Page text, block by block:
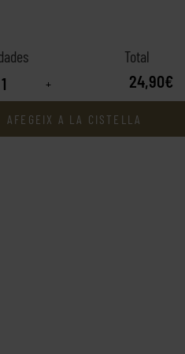
+ 24,90€
AFEGEIX A LA CISTELLA